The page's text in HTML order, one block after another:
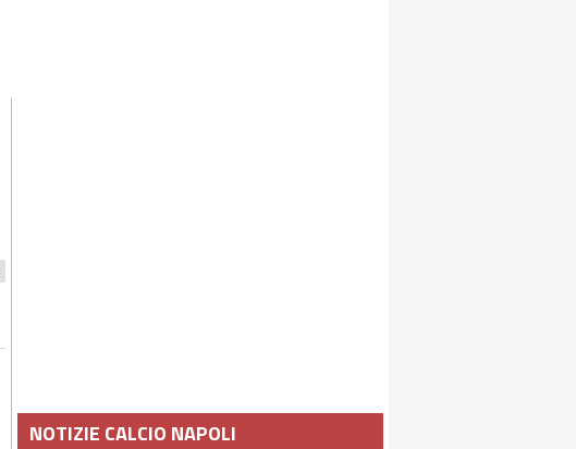
NOTIZIE CALCIO NAPOLI